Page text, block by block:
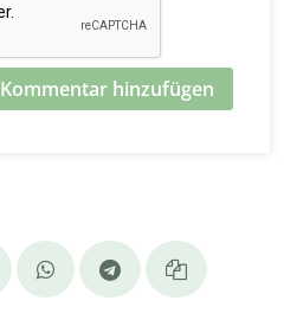
Kommentar hinzufügen